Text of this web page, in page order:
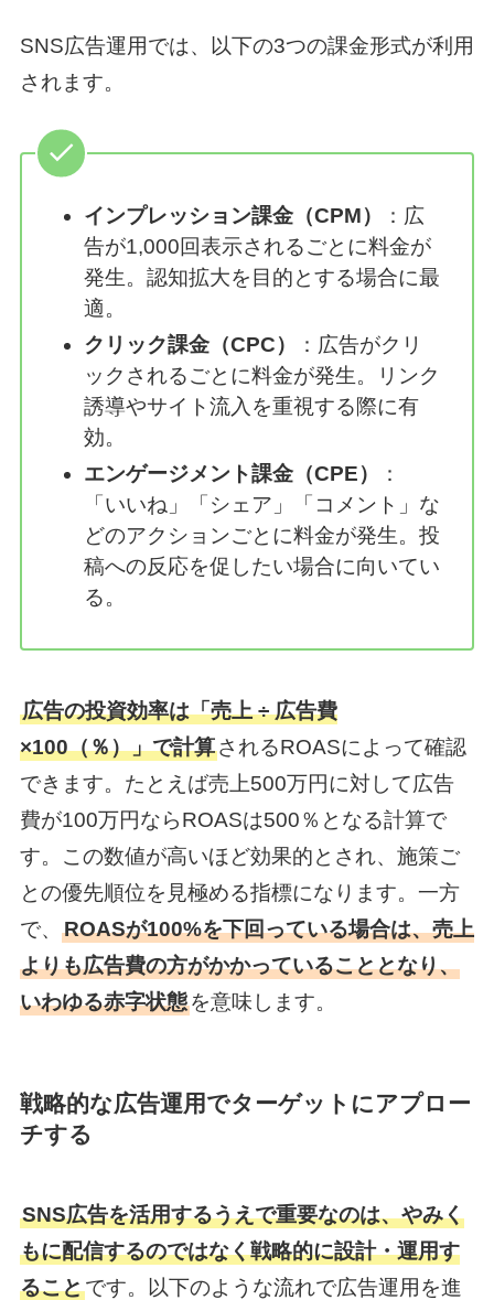
SNS広告運用では、以下の3つの課金形式が利用
されます。
インプレッション課金（CPM）
：広
告が1,000回表示されるごとに料金が
発生。認知拡大を目的とする場合に最
適。
クリック課金（CPC）
：広告がクリ
ックされるごとに料金が発生。リンク
誘導やサイト流入を重視する際に有
効。
エンゲージメント課金（CPE）
：
「いいね」「シェア」「コメント」な
どのアクションごとに料金が発生。投
稿への反応を促したい場合に向いてい
る。
広告の投資効率は「売上 ÷ 広告費
×100（％）」で計算されるROASによって確認
できます。たとえば売上500万円に対して広告
費が100万円ならROASは500％となる計算で
す。この数値が高いほど効果的とされ、施策ご
との優先順位を見極める指標になります。一方
で、 ROASが100%を下回っている場合は、売上
よりも広告費の方がかかっていることとなり、
いわゆる赤字状態を意味します。
戦略的な広告運用でターゲットにアプロー
チする
SNS広告を活用するうえで重要なのは、やみく
もに配信するのではなく戦略的に設計・運用す
ることです。以下のような流れで広告運用を進